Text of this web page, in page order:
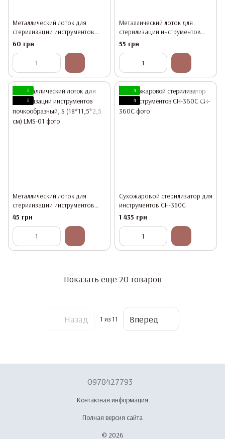
Металлический лоток для
стерилизации инструментов
почкообразный, L (21,5*15*2,5
60 грн
Металлический лоток для
стерилизации инструментов
почкообразный, M (20*14,5*2,5
55 грн
4
4
Металлический лоток для
стерилизации инструментов
почкообразный, S (18*11,5*2,5
45 грн
4
4
Сухожаровой стерилизатор для
инструментов CH-360C
1 435 грн
Показать еще 20 товаров
Назад 1 из 11 Вперед
0978427793
Контактная информация
Полная версия сайта
© 2026